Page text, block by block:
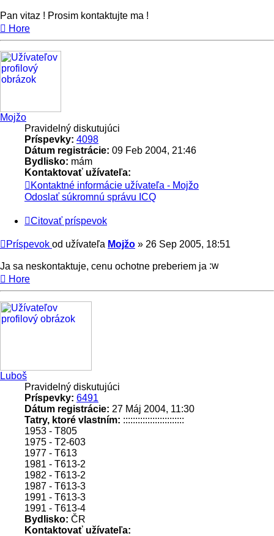
Pan vitaz ! Prosim kontaktujte ma !
Hore
Mojžo
Pravidelný diskutujúci
Príspevky: 4098
Dátum registrácie: 09 Feb 2004, 21:46
Bydlisko: mám
Kontaktovať užívateľa:
Kontaktné informácie užívateľa - Mojžo
Odoslať súkromnú správu ICQ
Citovať príspevok
Príspevok od užívateľa Mojžo » 26 Sep 2005, 18:51
Ja sa neskontaktuje, cenu ochotne preberiem ja
Hore
Luboš
Pravidelný diskutujúci
Príspevky: 6491
Dátum registrácie: 27 Máj 2004, 11:30
Tatry, ktoré vlastním: :::::::::::::::::::::::::
1953 - T805
1975 - T2-603
1977 - T613
1981 - T613-2
1982 - T613-2
1987 - T613-3
1991 - T613-3
1991 - T613-4
Bydlisko: ČR
Kontaktovať užívateľa: